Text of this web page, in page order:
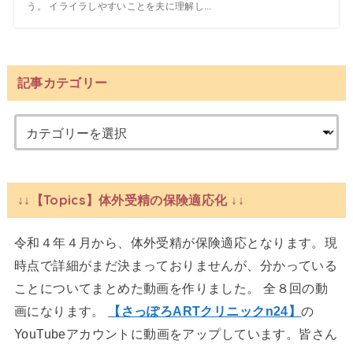
う。 イライラしやすいことを夫に理解し...
記事カテゴリー
↓↓【Topics】体外受精の保険適応化 ↓↓
令和４年４月から、体外受精が保険適応となります。現
時点で詳細がまだ決まっておりませんが、分かっている
ことについてまとめた動画を作りました。 全８回の動
画になります。
【さっぽろARTクリニックn24】の
YouTubeアカウントに動画をアップしています。皆さん